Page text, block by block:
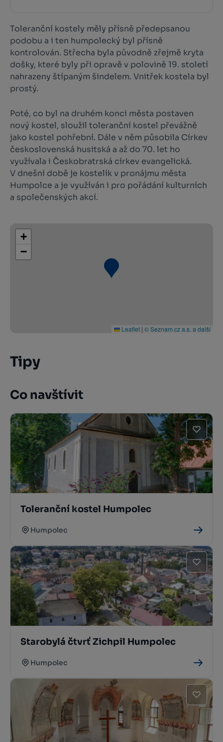
Toleranční kostely měly přísně předepsanou
podobu a i ten humpolecký byl přísně
kontrolován. Střecha byla původně zřejmě kryta
došky, které byly při opravě v polovině 19. století
nahrazeny štípaným šindelem. Vnitřek kostela byl
prostý.
Poté, co byl na druhém konci města postaven
nový kostel, sloužil toleranční kostel převážně
jako kostel pohřební. Dále v něm působila Církev
československá husitská a až do 70. let ho
využívala i Českobratrská církev evangelická.
V dnešní době je kostelík v pronájmu města
Humpolce a je využíván i pro pořádání kulturních
a společenských akcí.
+
−
Leaflet | © Seznam.cz a.s. a další
Tipy
Co navštívit
Toleranční kostel Humpolec
Humpolec
Starobylá čtvrť Zichpil Humpolec
Humpolec